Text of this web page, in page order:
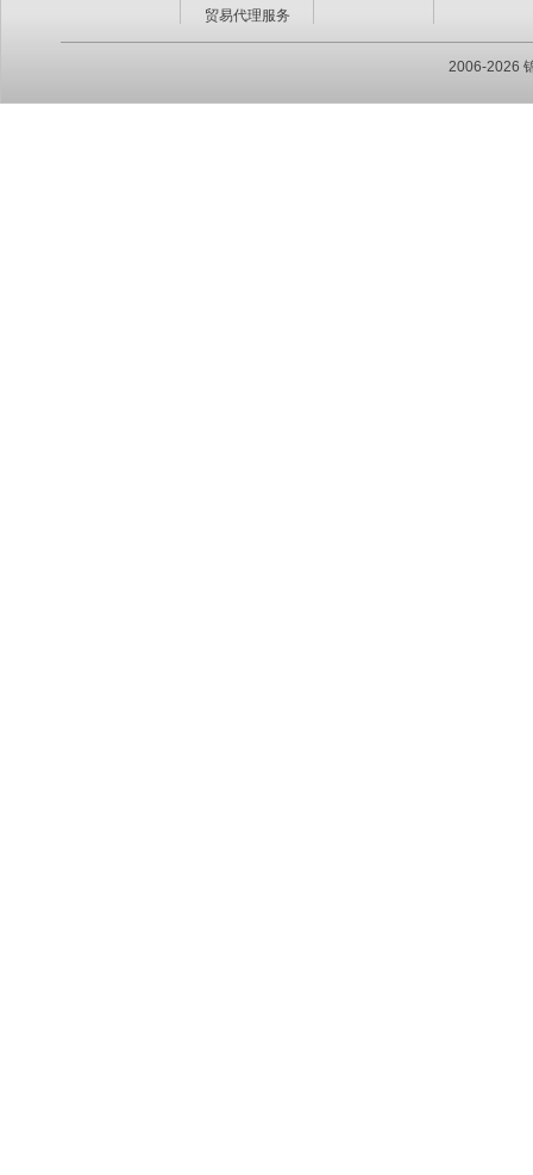
贸易代理服务
2006-2026